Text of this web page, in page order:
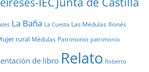
La Baña La Cuesta Las Médulas llionés
rural Médulas Patrimonio patrimonio
de libro Relato Roberto